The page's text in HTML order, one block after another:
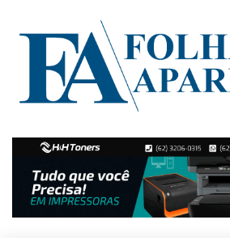
Folha
Notícias
de
Aparecida
de
Goiânia